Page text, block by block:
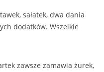
sałatek, dwa dania
dodatków. Wszelkie
zawsze zamawia żurek,